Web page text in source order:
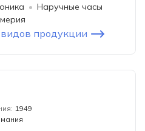
Наручные часы
продукции
1949